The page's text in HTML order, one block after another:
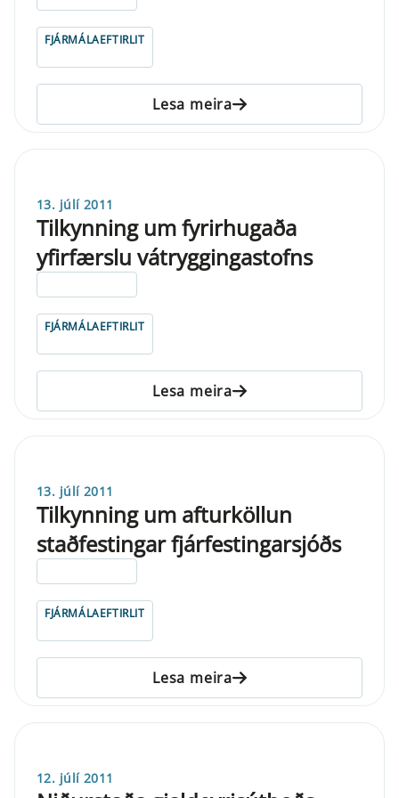
FJÁRMÁLAEFTIRLIT
Lesa meira
13. júlí 2011
Tilkynning um fyrirhugaða
yfirfærslu vátryggingastofns
FJÁRMÁLAEFTIRLIT
Lesa meira
13. júlí 2011
Tilkynning um afturköllun
staðfestingar fjárfestingarsjóðs
FJÁRMÁLAEFTIRLIT
Lesa meira
12. júlí 2011